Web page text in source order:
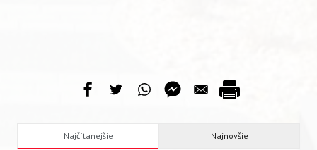
Najčítanejšie Najnovšie